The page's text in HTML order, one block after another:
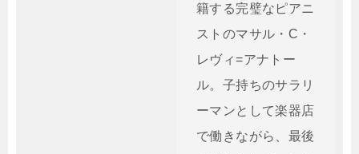
籍する完璧なピアニ
ストのマサル・C・
レヴィ=アナトー
ル。子持ちのサラリ
ーマンとして楽器店
で働きながら、最後